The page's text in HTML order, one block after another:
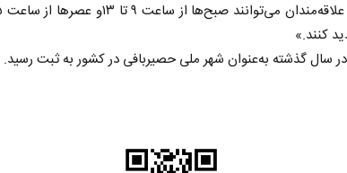
کنند.»
سال گذشته به‌عنوان شهر ملی حصیربافی در کشور به ثبت رسید.